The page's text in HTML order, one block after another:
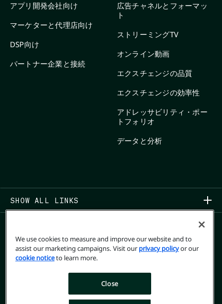
アプリ開発会社向け
マーケターと代理店向け
DSP向け
パートナー企業と接続
広告チャネルとフォーマッ
ト
ストリーミングTV
オンライン動画
エクスチェンジの品質
エクスチェンジの効率性
アドレッサビリティ・ポー
トフォリオ
データと分析
SHOW ALL LINKS
プライバシーポリシー USER PRIVACY RIGHTS FORM
We use cookies to measure and improve our website and to
assist our marketing campaigns. Visit ourprivacy policyor our
cookie noticeto learn more.
Close